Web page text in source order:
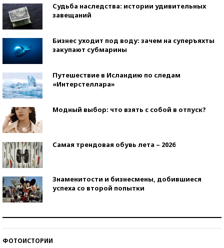
Судьба наследства: истории удивительных
завещаний
Бизнес уходит под воду: зачем на суперъяхты
закупают субмарины
Путешествие в Исландию по следам
«Интерстеллара»
Модный выбор: что взять с собой в отпуск?
Самая трендовая обувь лета – 2026
Знаменитости и бизнесмены, добившиеся
успеха со второй попытки
ФОТОИСТОРИИ